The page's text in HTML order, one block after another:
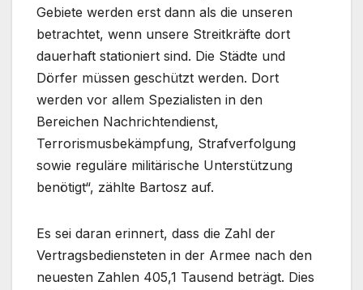
Gebiete werden erst dann als die unseren
betrachtet, wenn unsere Streitkräfte dort
dauerhaft stationiert sind. Die Städte und
Dörfer müssen geschützt werden. Dort
werden vor allem Spezialisten in den
Bereichen Nachrichtendienst,
Terrorismusbekämpfung, Strafverfolgung
sowie reguläre militärische Unterstützung
benötigt“, zählte Bartosz auf.
Es sei daran erinnert, dass die Zahl der
Vertragsbediensteten in der Armee nach den
neuesten Zahlen 405,1 Tausend beträgt. Dies